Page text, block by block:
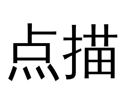
点描